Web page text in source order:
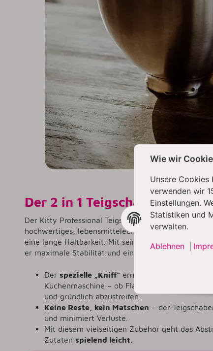
Der 2 in 1 Teigschaber mit
Der Kitty Professional Teigschaber 2 in 1 ist der
hochwertiges, lebensmittelechtes Silikon und frei
eine lange Haltbarkeit. Mit seinem elastischen
er maximale Stabilität und ein sicheres Handling.
Der spezielle „Kniff“ ermöglicht es, die
Küchenmaschine – ob Flachrührer,
und gründlich abzustreifen.
Keine Reste, kein Matschen – der
und minimiert Verluste.
Mit diesem vielseitigen Zubehör geht das
Zutaten spielend leicht.
Wie wir
Unsere
verwenden wir
Einstellungen.
Statistiken und
verwalten.
Ablehnen